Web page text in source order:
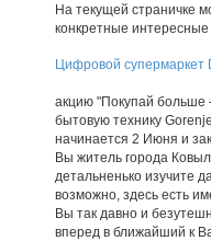
На текущей страничке
конкретные
Цифровой супермаркет
акцию "Покупай больше
бытовую технику
начинается 2 Июня и
Вы житель города
детальненько изучите
возможно, здесь есть
Вы так давно и
вперед в ближайший к